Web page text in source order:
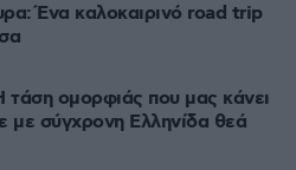
Ένα καλοκαιρινό road trip
ομορφιάς που μας κάνει
με σύγχρονη Ελληνίδα θεά